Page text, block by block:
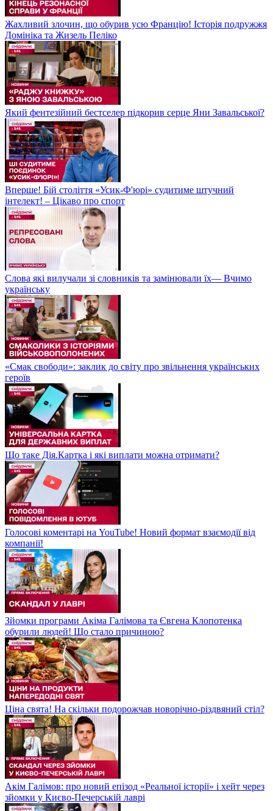
Жахливий злочин, що обурив усю Францію! Історія подружжя
Домініка та Жизель Пеліко
Який фентезійний бестселер підкорив серце Яни Завальської?
Вперше! Бій століття «Усик-Ф'юрі» судитиме штучний
інтелект! – Цікаво про спорт
Слова які вилучали зі словників та замінювали їх— Вчимо
українську
«Смак свободи»: заклик до світу про звільнення українських
героїв
Що таке Дія.Картка і які виплати можна отримати?
Голосові коментарі на YouTube! Новий формат взаємодії від
компанії!
Зйомки програми Акіма Галімова та Євгена Клопотенка
обурили людей! Що стало причиною?
Ціна свята! На скільки подорожчав новорічно-різдвяний стіл?
Акім Галімов: про новий епізод «Реальної історії» і хейт через
зйомки у Києво-Печерській лаврі